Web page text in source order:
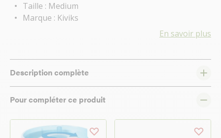
Taille : Medium
Marque : Kiviks
En savoir plus
Description complète
Pour compléter ce produit